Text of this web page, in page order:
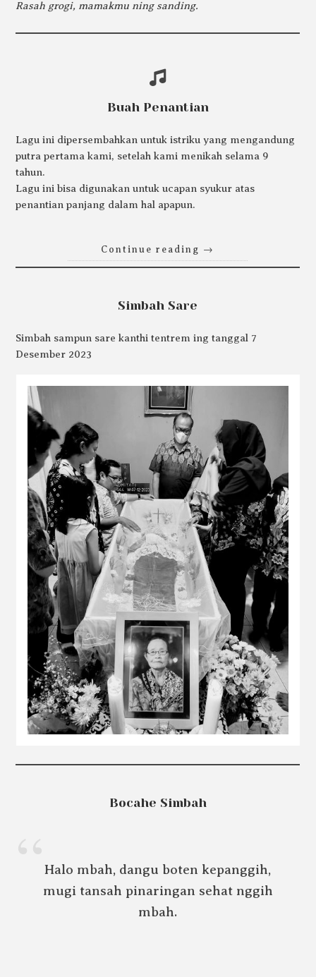
Rasah grogi, mamakmu ning sanding.
Buah Penantian
Lagu ini dipersembahkan untuk istriku yang mengandung
putra pertama kami, setelah kami menikah selama 9
tahun.
Lagu ini bisa digunakan untuk ucapan syukur atas
penantian panjang dalam hal apapun.
Continue reading →
Simbah Sare
Simbah sampun sare kanthi tentrem ing tanggal 7
Desember 2023
Bocahe Simbah
Halo mbah, dangu boten kepanggih,
mugi tansah pinaringan sehat nggih
mbah.